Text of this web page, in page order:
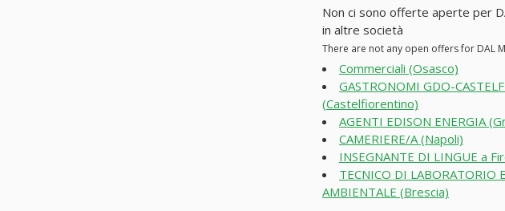
Non ci sono offerte aperte per
in altre società
There are not any open offers for DAL
Commerciali (Osasco)
GASTRONOMI GDO-
(Castelfiorentino)
AGENTI EDISON ENERGIA
CAMERIERE/A (Napoli)
INSEGNANTE DI LINGUE a
TECNICO DI LABORATORIO
AMBIENTALE (Brescia)